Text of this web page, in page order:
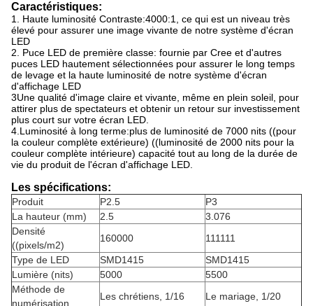
Caractéristiques:
1. Haute luminosité Contraste:4000:1, ce qui est un niveau très
élevé pour assurer une image vivante de notre système d'écran
LED
2. Puce LED de première classe: fournie par Cree et d'autres
puces LED hautement sélectionnées pour assurer le long temps
de levage et la haute luminosité de notre système d'écran
d'affichage LED
3Une qualité d'image claire et vivante, même en plein soleil, pour
attirer plus de spectateurs et obtenir un retour sur investissement
plus court sur votre écran LED.
4.Luminosité à long terme:plus de luminosité de 7000 nits ((pour
la couleur complète extérieure) ((luminosité de 2000 nits pour la
couleur complète intérieure) capacité tout au long de la durée de
vie du produit de l'écran d'affichage LED.
Les spécifications:
Produit P2.5
P3
La hauteur (mm)
2.5
3.076
Densité
((pixels/m2)
160000
111111
Type de LED
SMD1415
SMD1415
Lumière (nits)
5000
5500
Méthode de
numérisation
Les chrétiens, 1/16
Le mariage, 1/20